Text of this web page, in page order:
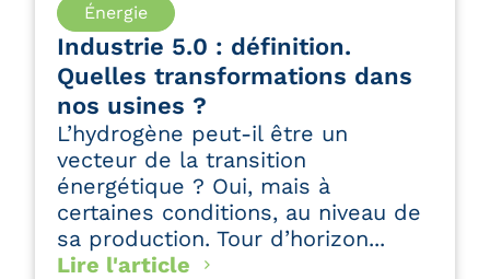
Énergie
Industrie 5.0 : définition.
Quelles transformations dans
nos usines ?
L’hydrogène peut-il être un
vecteur de la transition
énergétique ? Oui, mais à
certaines conditions, au niveau de
sa production. Tour d’horizon...
Lire l'article